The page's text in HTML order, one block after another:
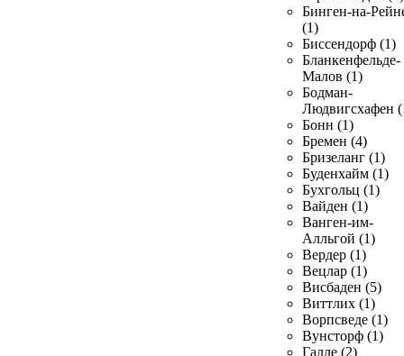
Бинген-на-
(1)
Биссендорф (1)
Бланкенфельде-
Малов (1)
Бодман-
Людвигсхафен
Бонн (1)
Бремен (4)
Бризеланг (1)
Буденхайм (1)
Бухгольц (1)
Вайден (1)
Ванген-им-
Алльгой (1)
Вердер (1)
Вецлар (1)
Висбаден (5)
Виттлих (1)
Ворпсведе (1)
Вунсторф (1)
Галле (2)